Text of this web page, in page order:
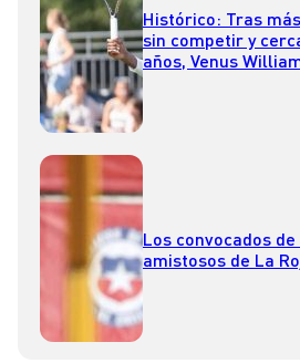
Histórico: Tras
sin competir y
años, Venus
Los convocados
amistosos de La